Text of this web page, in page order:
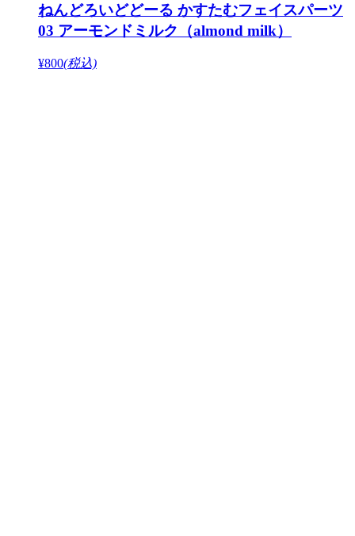
ねんどろいどどーる かすたむフェイスパーツ
03 アーモンドミルク（almond milk）
¥800(税込)